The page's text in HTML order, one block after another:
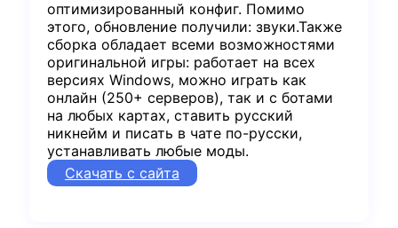
оптимизированный конфиг. Помимо
этого, обновление получили: звуки.Также
сборка обладает всеми возможностями
оригинальной игры: работает на всех
версиях Windows, можно играть как
онлайн (250+ серверов), так и с ботами
на любых картах, ставить русский
никнейм и писать в чате по-русски,
устанавливать любые моды.
Скачать с сайта